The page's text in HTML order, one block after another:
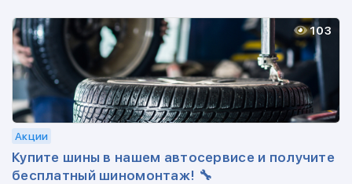
103
Акции
Купите шины в нашем автосервисе и получите
бесплатный шиномонтаж! 🔧